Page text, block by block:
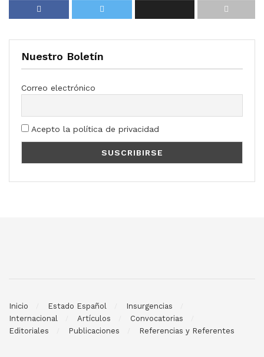
Nuestro Boletín
Correo electrónico
Acepto la política de privacidad
Inicio Estado Español
Insurgencias
Internacional
Artículos
Convocatorias
Editoriales
Publicaciones Referencias y Referentes